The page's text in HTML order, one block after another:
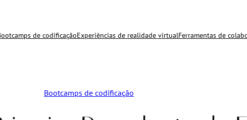
de codificaçãoExperiências de realidade virtualFerramentas de
Bootcamps de codificação